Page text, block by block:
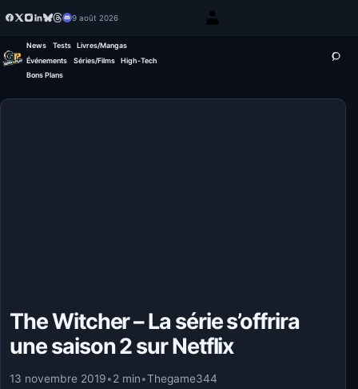
9 août 2026
News Tests
Livres/Mangas
Événements
Séries/Films
High-Tech
Bons Plans
The Witcher – La série s’offrira
une saison 2 sur Netflix
13 novembre 2019•2 min•Thegame344